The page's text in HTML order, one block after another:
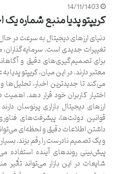
14/11/1403
کریپتو پدیا منبع شماره یک
دنیای ارزهای دیجیتال به سرعت در
تغییرات جدیدی است. سرمایه‌گذاران،
برای تصمیم‌گیری‌های دقیق و
معتبر دارند. در این میان، کریپتو
می‌کند تا جدیدترین اخبار، تحلیل‌ها
اختیار کاربران خود قرار دهد. اهمیت
ارزهای دیجیتال بازاری پرنوسان
قوانین دولت‌ها، پیشرفت‌های
داشتن اطلاعات دقیق و لحظه‌ای
و یک تصمیم نادرست را رقم بزند.
پیش‌بینی روندهای آینده استفاده
شایعات در این بازار می‌تواند تأثیر